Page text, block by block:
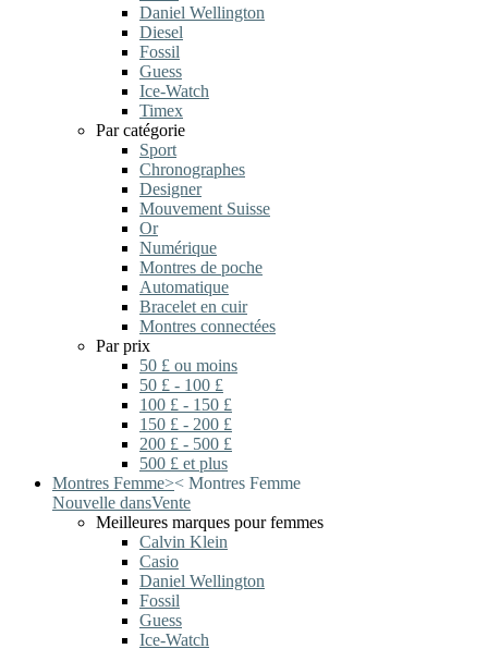
Daniel Wellington
Diesel
Fossil
Guess
Ice-Watch
Timex
Par catégorie
Sport
Chronographes
Designer
Mouvement Suisse
Or
Numérique
Montres de poche
Automatique
Bracelet en cuir
Montres connectées
Par prix
50 £ ou moins
50 £ - 100 £
100 £ - 150 £
150 £ - 200 £
200 £ - 500 £
500 £ et plus
Montres Femme>< Montres Femme
Nouvelle dansVente
Meilleures marques pour femmes
Calvin Klein
Casio
Daniel Wellington
Fossil
Guess
Ice-Watch